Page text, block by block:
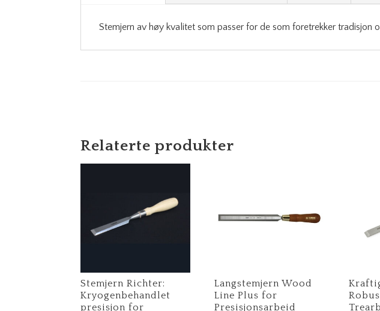
Stemjern av høy kvalitet som passer for de som foretrekker tradisjon
Relaterte produkter
Stemjern Richter:
Kryogenbehandlet
presisjon for
Langstemjern Wood
Line Plus for
Presisjonsarbeid